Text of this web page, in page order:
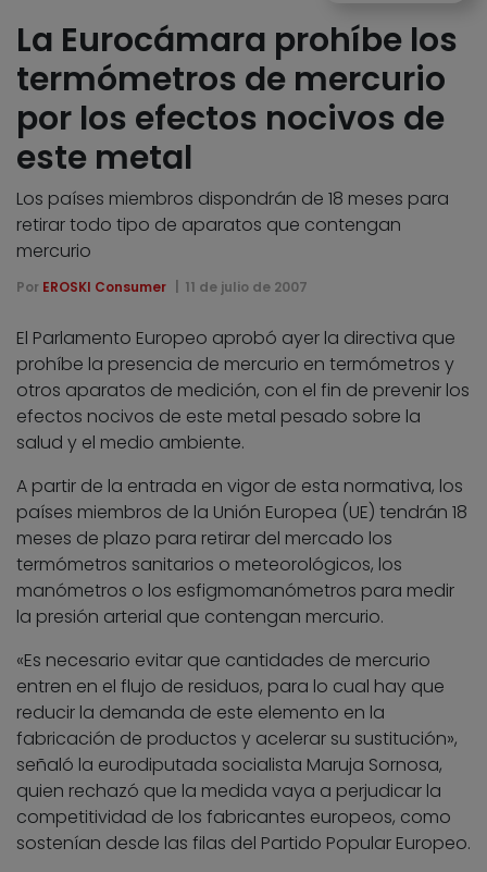
La Eurocámara prohíbe los
termómetros de mercurio
por los efectos nocivos de
este metal
Los países miembros dispondrán de 18 meses para
retirar todo tipo de aparatos que contengan
mercurio
Por EROSKI Consumer 11 de julio de 2007
El Parlamento Europeo aprobó ayer la directiva que
prohíbe la presencia de mercurio en termómetros y
otros aparatos de medición, con el fin de prevenir los
efectos nocivos de este metal pesado sobre la
salud y el medio ambiente.
A partir de la entrada en vigor de esta normativa, los
países miembros de la Unión Europea (UE) tendrán 18
meses de plazo para retirar del mercado los
termómetros sanitarios o meteorológicos, los
manómetros o los esfigmomanómetros para medir
la presión arterial que contengan mercurio.
«Es necesario evitar que cantidades de mercurio
entren en el flujo de residuos, para lo cual hay que
reducir la demanda de este elemento en la
fabricación de productos y acelerar su sustitución»,
señaló la eurodiputada socialista Maruja Sornosa,
quien rechazó que la medida vaya a perjudicar la
competitividad de los fabricantes europeos, como
sostenían desde las filas del Partido Popular Europeo.